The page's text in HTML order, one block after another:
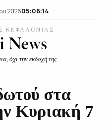
202605:06:14
ΚΕΦΑΛΟΝΙΑΣ
όχι την εκδοχή της
στα
Κυριακή 7